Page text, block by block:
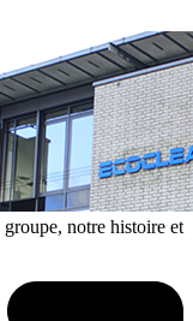
notre histoire et